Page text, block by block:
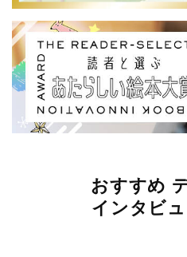
おすすめ
インタビ